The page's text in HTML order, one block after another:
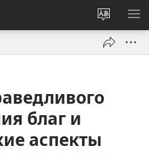
язык
сайта
благ и
аспекты